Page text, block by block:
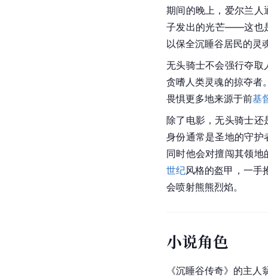
期间的晚上，爱尔兰人
子发出的光芒——这也
以保全沉睡谷居民的灵
无头骑士不会强行夺取
贪嗜人类灵魂的掠夺者
畏惧更多地来源于前基
除了电影，无头骑士还
身份通常是圣地的守护
同时他会对擅闯其领
世纪风格的盔甲，一手
会喷射熊熊烈焰。
小说角色
《沉睡谷传奇》的主